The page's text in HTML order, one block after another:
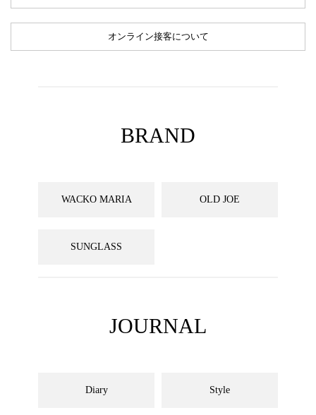
オンライン接客について
BRAND
WACKO MARIA OLD JOE
SUNGLASS
JOURNAL
Diary Style